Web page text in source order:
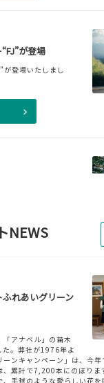
が登場
が登場いたしまし
。
NEWS
れあいグリーン
アナベル」の苗木
。弊社が1976年よ
ンキャンペーン」は、今年
、累計で7,200本にのぼりま
手毬のような愛らしい花を